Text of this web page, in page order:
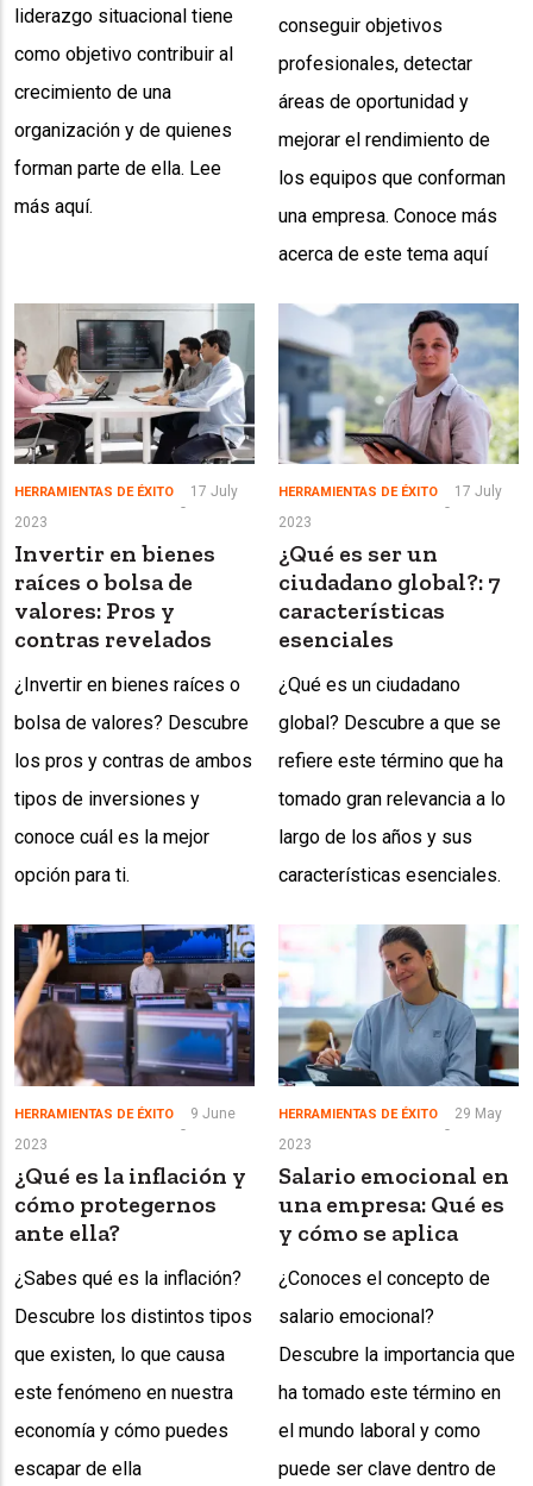
liderazgo situacional tiene
como objetivo contribuir al
crecimiento de una
organización y de quienes
forman parte de ella. Lee
más aquí.
conseguir objetivos
profesionales, detectar
áreas de oportunidad y
mejorar el rendimiento de
los equipos que conforman
una empresa. Conoce más
acerca de este tema aquí
HERRAMIENTAS DE ÉXITO
17 July
2023
Invertir en bienes
raíces o bolsa de
valores: Pros y
contras revelados
¿Invertir en bienes raíces o
bolsa de valores? Descubre
los pros y contras de ambos
tipos de inversiones y
conoce cuál es la mejor
opción para ti.
HERRAMIENTAS DE ÉXITO
17 July
2023
¿Qué es ser un
ciudadano global?: 7
características
esenciales
¿Qué es un ciudadano
global? Descubre a que se
refiere este término que ha
tomado gran relevancia a lo
largo de los años y sus
características esenciales.
HERRAMIENTAS DE ÉXITO
9 June
2023
¿Qué es la inflación y
cómo protegernos
ante ella?
¿Sabes qué es la inflación?
Descubre los distintos tipos
que existen, lo que causa
este fenómeno en nuestra
economía y cómo puedes
escapar de ella
HERRAMIENTAS DE ÉXITO
29 May
2023
Salario emocional en
una empresa: Qué es
y cómo se aplica
¿Conoces el concepto de
salario emocional?
Descubre la importancia que
ha tomado este término en
el mundo laboral y como
puede ser clave dentro de